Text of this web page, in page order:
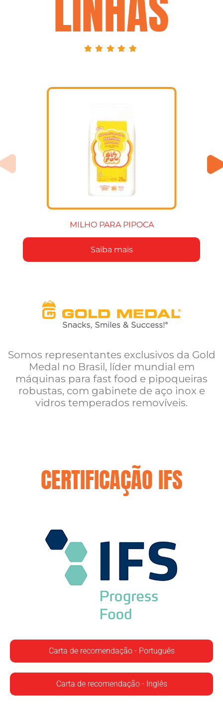
MILHO PARA PIPOCA
Saiba mais
Somos representantes exclusivos da Gold
Medal no Brasil, líder mundial em
máquinas para fast food e pipoqueiras
robustas, com gabinete de aço inox e
vidros temperados removíveis.
CERTIFICAÇÃO IFS
Carta de recomendação - Português
Carta de recomendação - Inglês